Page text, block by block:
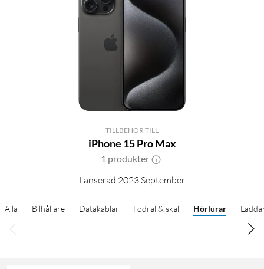
TILLBEHÖR TILL
iPhone 15 Pro Max
1 produkter
Lanserad 2023 September
Alla Bilhållare Datakablar Fodral & skal Hörlurar